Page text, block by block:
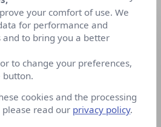
la Provenceet
du site Tendances hommes
Zekri, le Directeur de la
your comfort of use. We
for performance and
to bring you a better
to change your preferences,
button.
cookies and the processing
read our privacy policy.